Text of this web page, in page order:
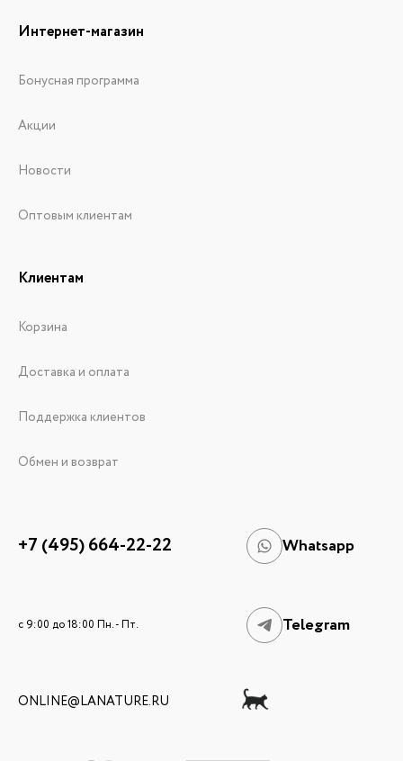
Интернет-магазин
Бонусная программа
Акции
Новости
Оптовым клиентам
Клиентам
Корзина
Доставка и оплата
Поддержка клиентов
Обмен и возврат
+7 (495) 664-22-22 Whatsapp
c 9:00 до 18:00 Пн. - Пт. Telegram
ONLINE@LANATURE.RU